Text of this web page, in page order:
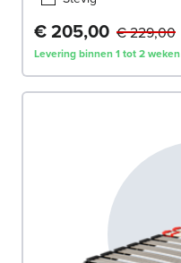
€ 205,00 € 229,00
Levering binnen 1 tot 2 weken